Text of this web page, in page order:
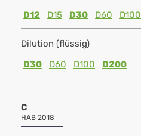
D12
D15 D30 D60 D100
Dilution (flüssig)
D30
D60 D100 D200
C
HAB 2018